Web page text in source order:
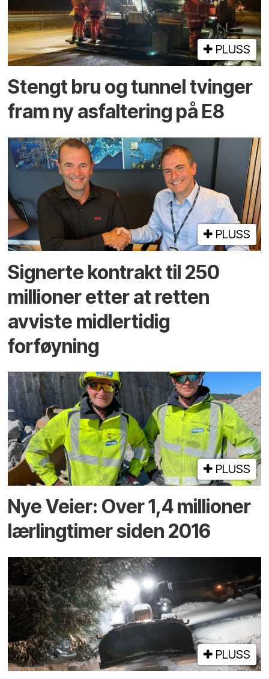
PLUSS
Stengt bru og tunnel tvinger
fram ny asfaltering på E8
PLUSS
Signerte kontrakt til 250
millioner etter at retten
avviste midlertidig
forføyning
PLUSS
Nye Veier: Over 1,4 millioner
lærlingtimer siden 2016
PLUSS